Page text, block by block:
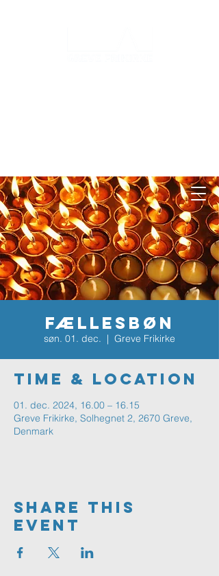
Log ind
FÆLLESBØN
søn. 01. dec.
  |
Greve Frikirke
Time & Location
01. dec. 2024, 16.00 – 16.15
Greve Frikirke, Solhegnet 2, 2670 Greve,
Denmark
Share This
Event